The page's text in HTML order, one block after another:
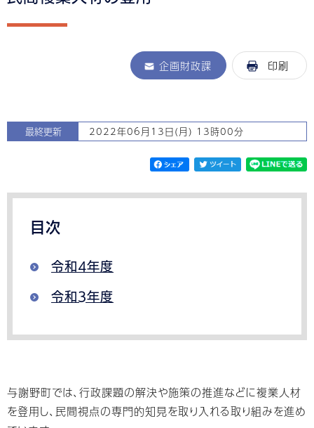
企画財政課 印刷
最終更新 2022年06月13日(月) 13時00分
目次
令和4年度
令和3年度
与謝野町では、行政課題の解決や施策の推進などに複業人材
を登用し、民間視点の専門的知見を取り入れる取り組みを進め